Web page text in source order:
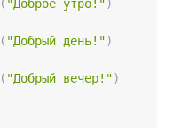
( "Доброе утро!")
( "Добрый день!")
( "Добрый вечер!")